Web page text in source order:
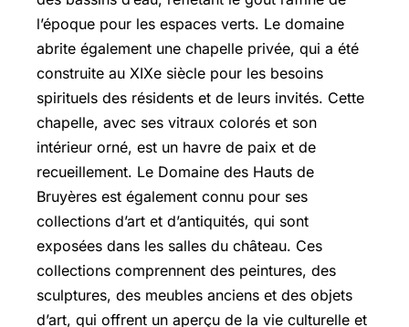
l’époque pour les espaces verts. Le domaine
abrite également une chapelle privée, qui a été
construite au XIXe siècle pour les besoins
spirituels des résidents et de leurs invités. Cette
chapelle, avec ses vitraux colorés et son
intérieur orné, est un havre de paix et de
recueillement. Le Domaine des Hauts de
Bruyères est également connu pour ses
collections d’art et d’antiquités, qui sont
exposées dans les salles du château. Ces
collections comprennent des peintures, des
sculptures, des meubles anciens et des objets
d’art, qui offrent un aperçu de la vie culturelle et